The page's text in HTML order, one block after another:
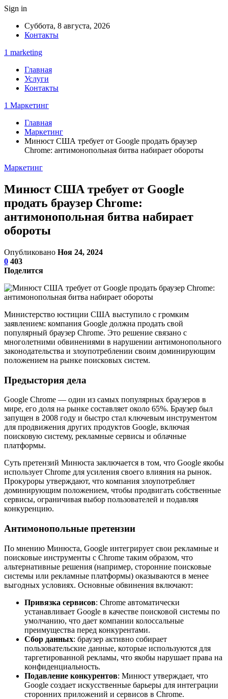
Sign in
Суббота, 8 августа, 2026
Контакты
1 marketing
Главная
Услуги
Контакты
1 Маркетинг
Главная
Маркетинг
Минюст США требует от Google продать браузер
Chrome: антимонопольная битва набирает обороты
Маркетинг
Минюст США требует от Google
продать браузер Chrome:
антимонопольная битва набирает
обороты
Опубликовано Ноя 24, 2024
0 403
Поделится
Министерство юстиции США выступило с громким
заявлением: компания Google должна продать свой
популярный браузер Chrome. Это решение связано с
многолетними обвинениями в нарушении антимонопольного
законодательства и злоупотреблении своим доминирующим
положением на рынке поисковых систем.
Предыстория дела
Google Chrome — один из самых популярных браузеров в
мире, его доля на рынке составляет около 65%. Браузер был
запущен в 2008 году и быстро стал ключевым инструментом
для продвижения других продуктов Google, включая
поисковую систему, рекламные сервисы и облачные
платформы.
Суть претензий Минюста заключается в том, что Google якобы
использует Chrome для усиления своего влияния на рынок.
Прокуроры утверждают, что компания злоупотребляет
доминирующим положением, чтобы продвигать собственные
сервисы, ограничивая выбор пользователей и подавляя
конкуренцию.
Антимонопольные претензии
По мнению Минюста, Google интегрирует свои рекламные и
поисковые инструменты с Chrome таким образом, что
альтернативные решения (например, сторонние поисковые
системы или рекламные платформы) оказываются в менее
выгодных условиях. Основные обвинения включают:
Привязка сервисов: Chrome автоматически
устанавливает Google в качестве поисковой системы по
умолчанию, что дает компании колоссальные
преимущества перед конкурентами.
Сбор данных: браузер активно собирает
пользовательские данные, которые используются для
таргетированной рекламы, что якобы нарушает права на
конфиденциальность.
Подавление конкурентов: Минюст утверждает, что
Google создает искусственные барьеры для интеграции
сторонних приложений и сервисов в Chrome.